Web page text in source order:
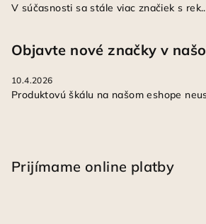
V súčasnosti sa stále viac značiek s
Objavte nové značky v
10.4.2026
Produktovú škálu na našom eshope
Prijímame online platby